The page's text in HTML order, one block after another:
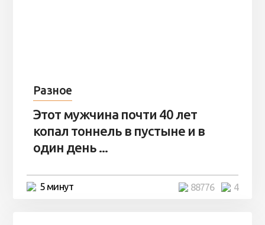
Разное
Этот мужчина почти 40 лет
копал тоннель в пустыне и в
один день ...
5 минут 4
88776